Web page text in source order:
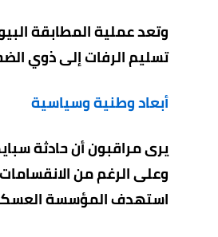
تسليم الرفات إلى ذوي
أبعاد وطنية وسياسية
يرى مراقبون أن حادثة
وعلى الرغم من
استهدف المؤسسة